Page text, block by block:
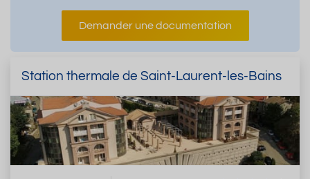
Demander une documentation
Station thermale de Saint-Laurent-les-Bains